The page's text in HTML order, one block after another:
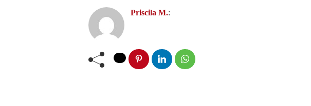
Além da grafia, existe uma diferença sutil, mas
quente pressionada através de pó de café torrado, o que
para muitos outros tipos de café, como
Priscila M.: